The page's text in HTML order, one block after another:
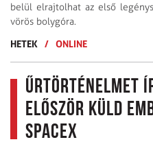
belül elrajtolhat az első
vörös bolygóra.
HETEK
/ ONLINE
Űrtörténelmet
először küld
SpaceX